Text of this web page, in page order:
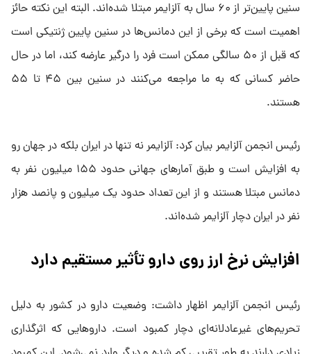
سنین پایین‌تر از ۶۰ سال به آلزایمر مبتلا شده‌اند. البته این نکته حائز
اهمیت است که برخی از این دمانس‌ها در سنین پایین ژنتیکی است
که قبل از ۵۰ سالگی ممکن است فرد را درگیر عارضه کند، اما در حال
حاضر کسانی که به ما مراجعه می‌کنند در سنین بین ۴۵ تا ۵۵
هستند.
رئیس انجمن آلزایمر بیان کرد: آلزایمر نه تنها در ایران بلکه در جهان رو
به افزایش است و طبق آمار‌های جهانی حدود ۱۵۵ میلیون نفر به
دمانس مبتلا هستند و از این تعداد حدود یک میلیون و پانصد هزار
نفر در ایران دچار آلزایمر شده‌اند.
افزایش نرخ ارز روی دارو تأثیر مستقیم دارد
رئیس انجمن آلزایمر اظهار داشت: وضعیت دارو در کشور به دلیل
تحریم‌های غیرعادلانه‌ای دچار کمبود است. دارو‌هایی که اثرگذاری